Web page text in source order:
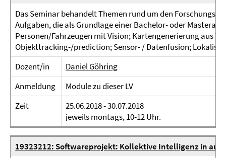
Das Seminar behandelt Themen rund um den
Aufgaben, die als Grundlage einer Bachelor- oder
Personen/Fahrzeugen mit Vision; Kartengenerierung aus
Objekttracking-/prediction; Sensor- / Datenfusion;
Dozent/in
Daniel Göhring
Anmeldung
Module zu dieser LV
Zeit
25.06.2018 - 30.07.2018
jeweils montags, 10-12 Uhr.
19323212: Softwareprojekt: Kollektive Intelligenz in